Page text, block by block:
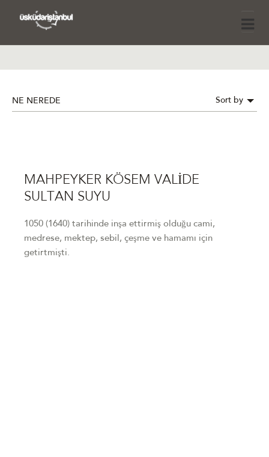
NE NEREDE Sort by
MAHPEYKER KÖSEM VALİDE
SULTAN SUYU
1050 (1640) tarihinde inşa ettirmiş olduğu cami,
medrese, mektep, sebil, çeşme ve hamamı için
getirtmişti.